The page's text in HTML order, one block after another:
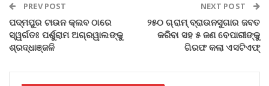
PREV POST
ପଦ୍ମପୁର ଟାଉନ କ୍ଲବ ଠାରେ
ସ୍ୱର୍ଗତଃ ପର୍ଶୁରାମ ଅଗ୍ରୱାଲଙ୍କୁ
ଶ୍ରଦ୍ଧାଞ୍ଜଳି
NEXT POST
୨୫୦ ଗ୍ରାମ୍ ବ୍ରାଉନସୁଗାର ଜବତ
କରିବା ସହ ୫ ଜଣ ବେପାରୀଙ୍କୁ
ଗିରଫ କଲା ଏସଟିଏଫ୍